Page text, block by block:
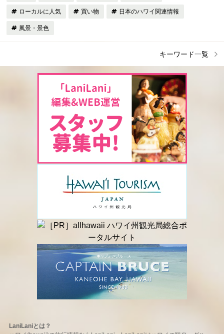
ローカルに人気 買い物 日本のハワイ関連情報
風景・景色
キーワード一覧
LaniLaniとは？